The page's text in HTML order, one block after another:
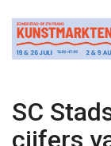
SC
cijfers